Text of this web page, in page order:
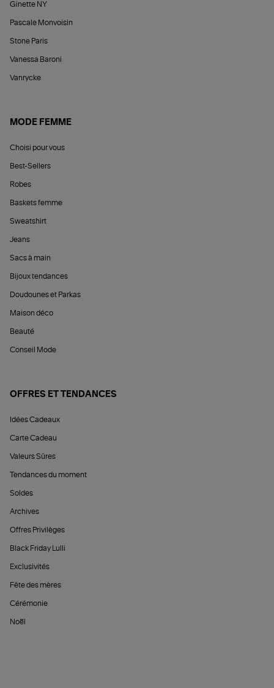
Ginette NY
Pascale Monvoisin
Stone Paris
Vanessa Baroni
Vanrycke
MODE FEMME
Choisi pour vous
Best-Sellers
Robes
Baskets femme
Sweatshirt
Jeans
Sacs à main
Bijoux tendances
Doudounes et Parkas
Maison déco
Beauté
Conseil Mode
OFFRES ET TENDANCES
Idées Cadeaux
Carte Cadeau
Valeurs Sûres
Tendances du moment
Soldes
Archives
Offres Privilèges
Black Friday Lulli
Exclusivités
Fête des mères
Cérémonie
Noël